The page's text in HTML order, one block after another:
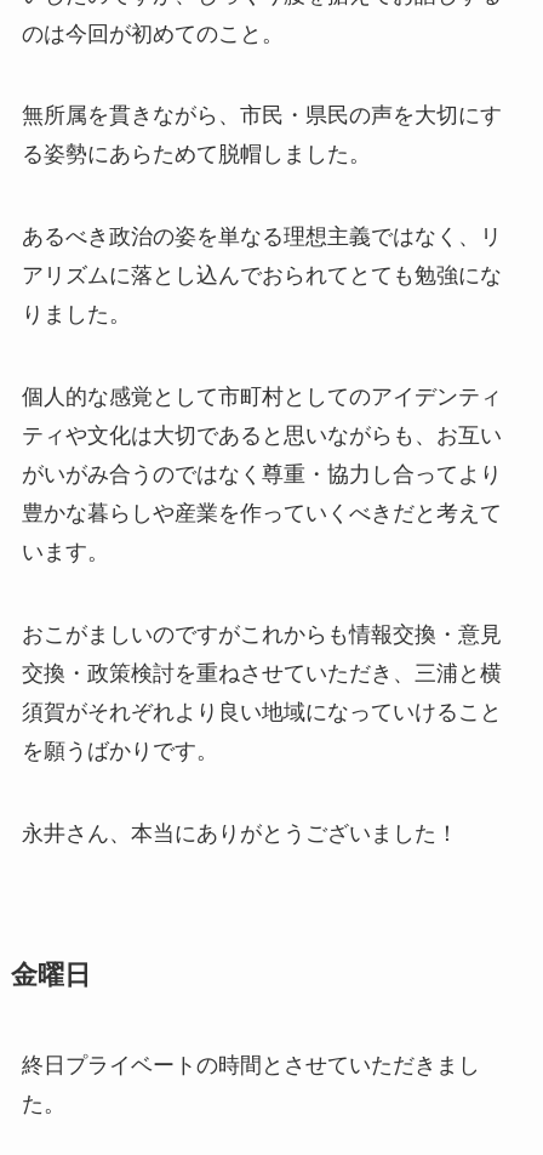
のは今回が初めてのこと。
無所属を貫きながら、市民・県民の声を大切にす
る姿勢にあらためて脱帽しました。
あるべき政治の姿を単なる理想主義ではなく、リ
アリズムに落とし込んでおられてとても勉強にな
りました。
個人的な感覚として市町村としてのアイデンティ
ティや文化は大切であると思いながらも、お互い
がいがみ合うのではなく尊重・協力し合ってより
豊かな暮らしや産業を作っていくべきだと考えて
います。
おこがましいのですがこれからも情報交換・意見
交換・政策検討を重ねさせていただき、三浦と横
須賀がそれぞれより良い地域になっていけること
を願うばかりです。
永井さん、本当にありがとうございました！
金曜日
終日プライベートの時間とさせていただきまし
た。